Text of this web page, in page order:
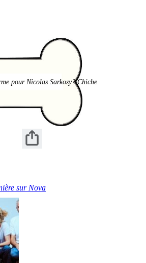
pour Nicolas Sarkozy? Chiche
sur Nova